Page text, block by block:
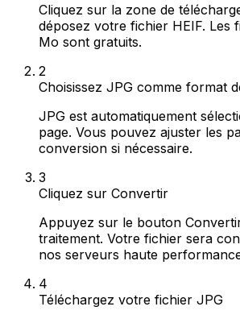
Cliquez sur la zone de
déposez votre fichier HEIF. Les
Mo sont gratuits.
2
Choisissez JPG comme format
JPG est automatiquement
page. Vous pouvez ajuster les
conversion si nécessaire.
3
Cliquez sur Convertir
Appuyez sur le bouton
traitement. Votre fichier sera
nos serveurs haute
4
Téléchargez votre fichier JPG